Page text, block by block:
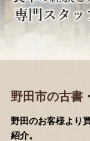
野田市の古書
野田のお客様より
紹介。